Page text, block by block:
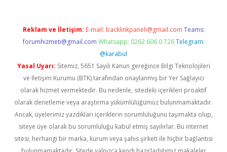
Reklam ve İletişim: E-mail: backlinkpaneli@gmail.com Teams:
forumhizmeti@gmail.com Whatsapp: 0262 606 0 726 Telegram:
@karabul
Yasal Uyarı: Sitemiz, 5651 Sayılı Kanun gereğince Bilgi Teknolojileri
ve İletişim Kurumu (BTK) tarafından onaylanmış bir Yer Sağlayıcı
olarak hizmet vermektedir. Bu nedenle, sitedeki içerikleri proaktif
olarak denetleme veya araştırma yükümlülüğümüz bulunmamaktadır.
Ancak, üyelerimiz yazdıkları içeriklerin sorumluluğunu taşımakta olup,
siteye üye olarak bu sorumluluğu kabul etmiş sayılırlar. Bu internet
sitesi, herhangi bir marka, kurum veya şahıs şirketi ile hiçbir bağlantısı